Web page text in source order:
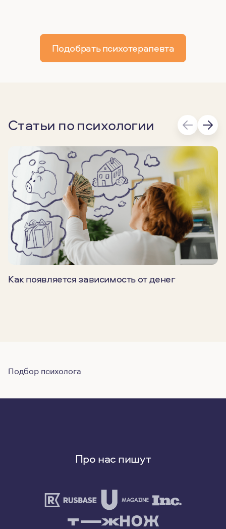
Подобрать психотерапевта
Статьи по психологии
Как появляется зависимость от денег
Подбор психолога
Про нас пишут